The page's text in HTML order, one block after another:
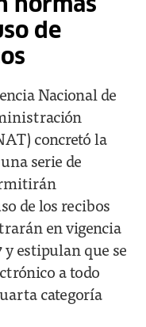
normas
de
Nacional de
concretó la
serie de
de los recibos
en vigencia
y estipulan que se
a todo
categoría